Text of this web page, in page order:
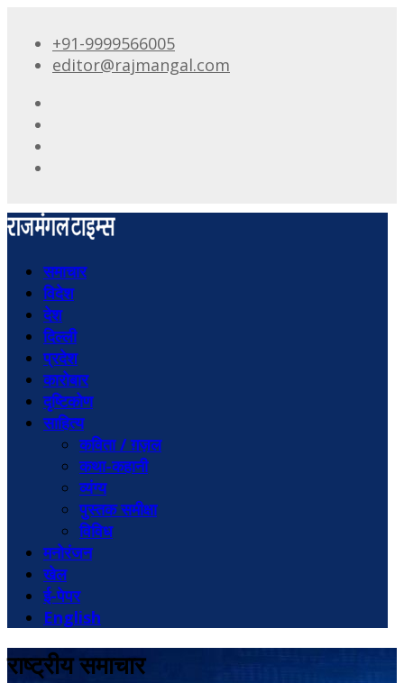
+91-9999566005
editor@rajmangal.com
समाचार
विदेश
देश
दिल्ली
प्रदेश
कारोबार
दृष्टिकोण
साहित्य
कविता / ग़ज़ल
कथा-कहानी
व्यंग्य
पुस्तक समीक्षा
विविध
मनोरंजन
खेल
ई-पेपर
English
राष्ट्रीय समाचार